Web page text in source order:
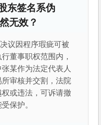
东签名系伪
无效？
议因程序瑕疵可被
董事职权范围内，
某作为法定代表人
审核并交割，法院
或违法，可诉请撤
保护。